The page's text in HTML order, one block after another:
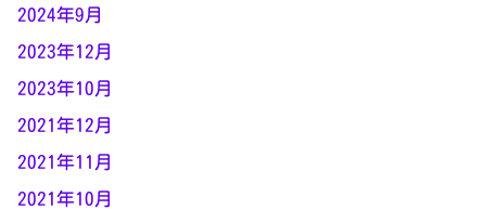
2024年9月
2023年12月
2023年10月
2021年12月
2021年11月
2021年10月